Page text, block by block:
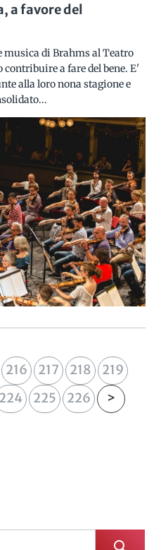
a favore del
musica di Brahms al Teatro
contribuire a fare del bene. E'
alla loro nona stagione e
216 217 218
219
224 225 226
>